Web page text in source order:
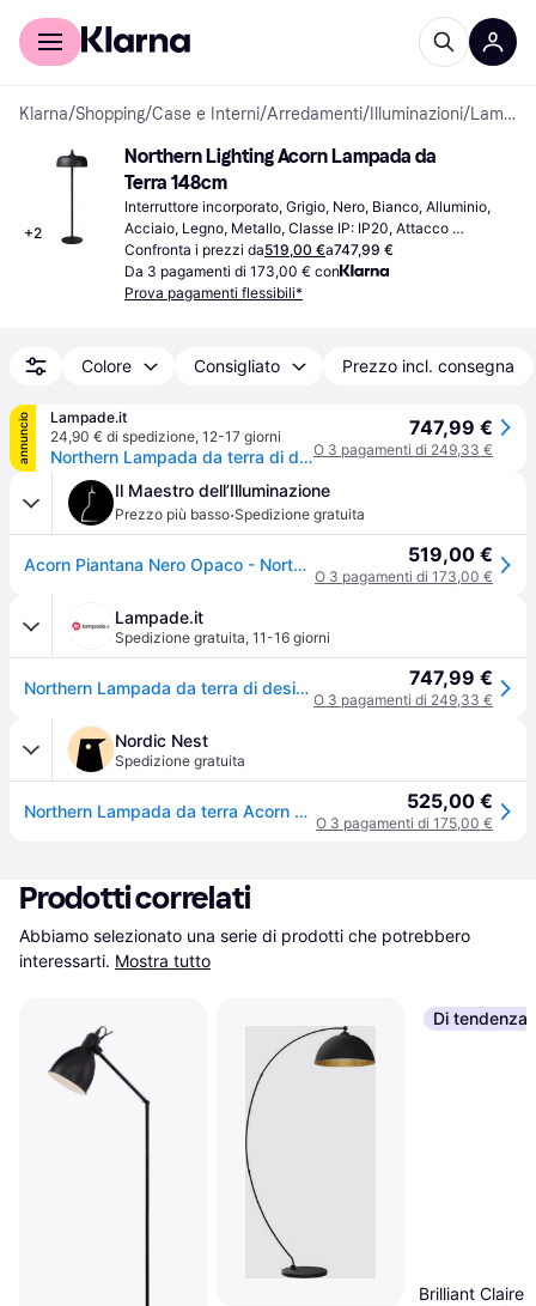
Per il tuo shopping
Klarna/Shopping/Case e Interni/Arredamenti/ Illuminazioni/ Lampade da Terra
+2
Northern Lighting Acorn Lampada da
Terra 148cm
Interruttore incorporato, Grigio, Nero, Bianco, Alluminio,
Acciaio, Legno, Metallo, Classe IP: IP20, Attacco
Lampada: E27
Confronta i prezzi da519,00 €a747,99 €
Da 3 pagamenti di 173,00 € con
Prova pagamenti flessibili*
Colore Consigliato Prezzo incl. consegna
annuncio
Lampade.it
24,90 € di spedizione, 12-17 giorni
Northern Lampada da terra di design Acorn, Bianco / Opale, Soggiorno / Sala da pranzo, Metallo, Design, Lampada da terra
747,99 €
O 3 pagamenti di 249,33 €
Il Maestro dell’Illuminazione
Prezzo più basso·Spedizione gratuita
Acorn Piantana Nero Opaco - Northern - Soggiorno - Design - Metallo - Con paralume 519,00 €
O 3 pagamenti di 173,00 €
Lampade.it
Spedizione gratuita, 11-16 giorni
Northern Lampada da terra di design Acorn, Nero, Soggiorno / Sala da pranzo, Metallo, Design, Lampada da terra 747,99 €
O 3 pagamenti di 249,33 €
Nordic Nest
Spedizione gratuita
Northern Lampada da terra Acorn Grigio opaco 525,00 €
O 3 pagamenti di 175,00 €
Prodotti correlati
Abbiamo selezionato una serie di prodotti che potrebbero
interessarti. Mostra tutto
Di tendenza
Brilliant Claire